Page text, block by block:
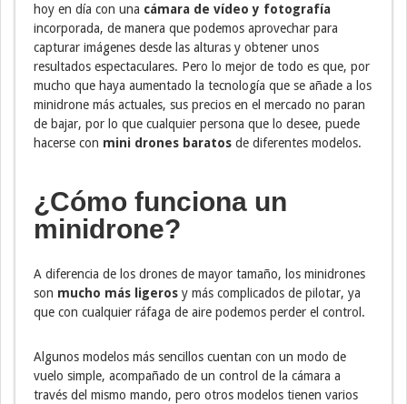
hoy en día con una cámara de vídeo y fotografía
incorporada, de manera que podemos aprovechar para
capturar imágenes desde las alturas y obtener unos
resultados espectaculares. Pero lo mejor de todo es que, por
mucho que haya aumentado la tecnología que se añade a los
minidrone más actuales, sus precios en el mercado no paran
de bajar, por lo que cualquier persona que lo desee, puede
hacerse con mini drones baratos de diferentes modelos.
¿Cómo funciona un
minidrone?
A diferencia de los drones de mayor tamaño, los minidrones
son mucho más ligeros y más complicados de pilotar, ya
que con cualquier ráfaga de aire podemos perder el control.
Algunos modelos más sencillos cuentan con un modo de
vuelo simple, acompañado de un control de la cámara a
través del mismo mando, pero otros modelos tienen varios